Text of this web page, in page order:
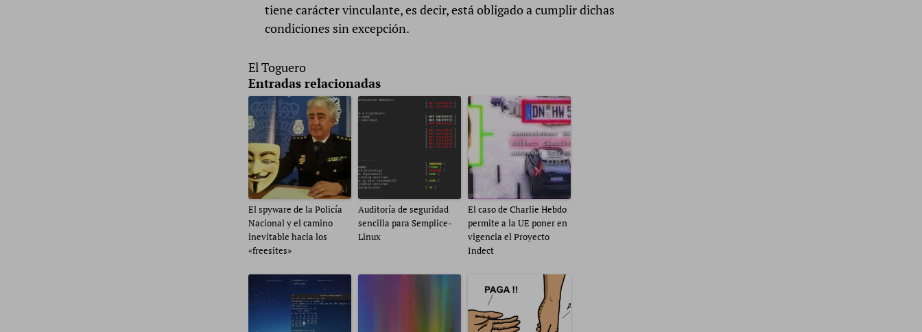
tiene carácter vinculante, es decir, está obligado a cumplir dichas
condiciones sin excepción.
El Toguero
Entradas relacionadas
El spyware de la Policía
Nacional y el camino
inevitable hacia los
«freesites»
Auditoría de seguridad
sencilla para Semplice-
Linux
El caso de Charlie Hebdo
permite a la UE poner en
vigencia el Proyecto
Indect